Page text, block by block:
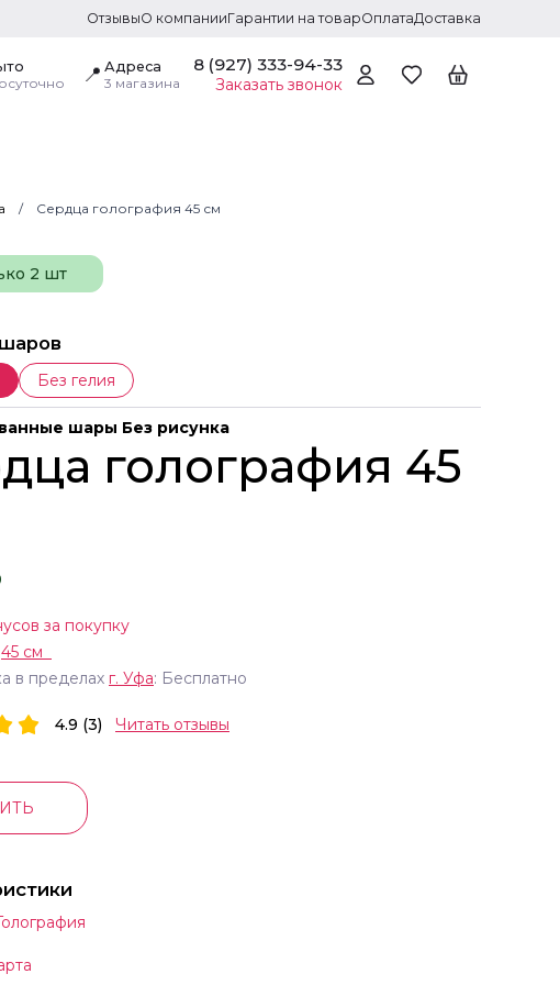
ОтзывыО компанииГарантии на товарОплатаДоставка
📍 Адреса
3 магазина
8 (927) 333-94-33
Заказать звонок
Сердца голография 45 см
2 шт
Без гелия
шары Без рисунка
голография 45
за покупку
45 см
в пределах г. Уфа: Бесплатно
4.9 (3) Читать отзывы